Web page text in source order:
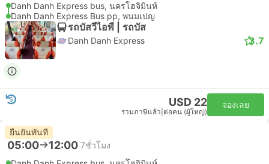
Danh Danh Express bus, นครโฮจิมินห์
Danh Danh Express Bus pp, พนมเปญ
รถบัสวีไอพี | รถบัส
Danh Danh Express 3.7
USD 22
รวมภาษีแล้ว ต่อคน (ผู้ใหญ่)
จองเลย
ยืนยันทันที
05:00 12:00 7ชั่วโมง